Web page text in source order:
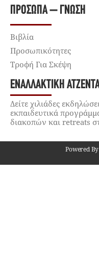
ΠΡΌΣΩΠΑ – ΓΝΏΣΗ
Βιβλία
Προσωπικότητες
Τροφή Για Σκέψη
ΕΝΑΛΛΑΚΤΙΚΉ
Δείτε χιλιάδες
εκπαιδευτικά
διακοπών και retreats
Powered